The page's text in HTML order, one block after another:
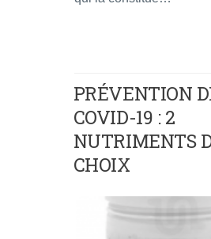
PRÉVENTION
COVID-19 : 2
NUTRIMENTS
CHOIX